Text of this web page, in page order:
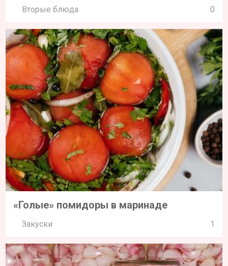
Вторые блюда 0
«Голые» помидоры в маринаде
Закуски 1